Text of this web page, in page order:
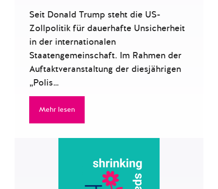
Seit Donald Trump steht die US-
Zollpolitik für dauerhafte Unsicherheit
in der internationalen
Staatengemeinschaft. Im Rahmen der
Auftaktveranstaltung der diesjährigen
„Polis…
Mehr lesen